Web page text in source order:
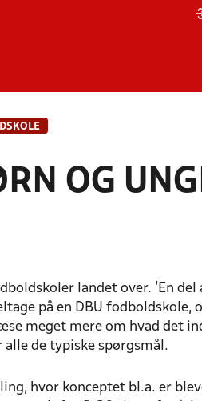
OG
landet over. 'En
på en DBU fodboldskole,
meget mere om hvad det
alle de typiske spørgsmål.
hvor konceptet bl.a. er